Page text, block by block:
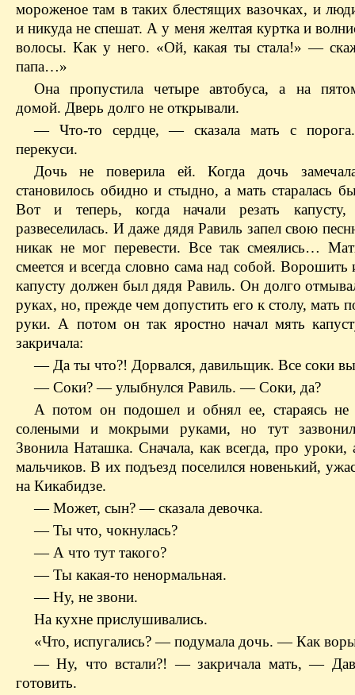
мороженое там в таких блестящих вазочках, и
и никуда не спешат. А у меня желтая куртка и
волосы. Как у него. «Ой, какая ты стала!» —
папа…»
Она пропустила четыре автобуса, а на
домой. Дверь долго не открывали.
— Что-то сердце, — сказала мать с
перекуси.
Дочь не поверила ей. Когда дочь
становилось обидно и стыдно, а мать старалась
Вот и теперь, когда начали резать
развеселилась. И даже дядя Равиль запел свою
никак не мог перевести. Все так смеялись…
смеется и всегда словно сама над собой. Ворошить
капусту должен был дядя Равиль. Он долго
руках, но, прежде чем допустить его к столу, мать
руки. А потом он так яростно начал мять
закричала:
— Да ты что?! Дорвался, давильщик. Все соки
— Соки? — улыбнулся Равиль. — Соки, да?
А потом он подошел и обнял ее, стараясь не
солеными и мокрыми руками, но тут
Звонила Наташка. Сначала, как всегда, про
мальчиков. В их подъезд поселился новенький,
на Кикабидзе.
— Может, сын? — сказала девочка.
— Ты что, чокнулась?
— А что тут такого?
— Ты какая-то ненормальная.
— Ну, не звони.
На кухне прислушивались.
«Что, испугались? — подумала дочь. — Как
— Ну, что встали?! — закричала мать, —
готовить.